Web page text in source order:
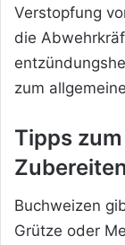
Verstopfung
die
zum
Tipps
Buchweizen
Grütze oder